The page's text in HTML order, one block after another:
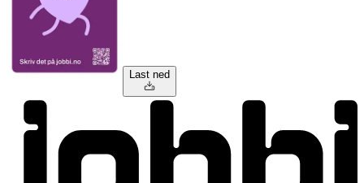
Last ned